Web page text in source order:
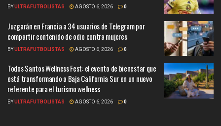
BYULTRAFUTBOLISTAS AGOSTO 6, 2026 0
Juzgarán en Francia a 34 usuarios de Telegram por
compartir contenido de odio contra mujeres
BYULTRAFUTBOLISTAS AGOSTO 6, 2026 0
Todos Santos Wellness Fest: el evento de bienestar que
está transformando a Baja California Sur en un nuevo
referente para el turismo wellness
BYULTRAFUTBOLISTAS AGOSTO 6, 2026 0